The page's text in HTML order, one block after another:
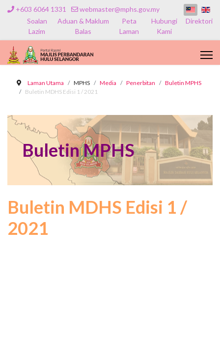
+603 6064 1331
webmaster@mphs.gov.my
Soalan
Lazim
Aduan & Maklum
Balas
Peta
Laman
Hubungi
Kami
Direktori
Laman Utama MPHS Media Penerbitan
Buletin MPHS
Buletin MDHS Edisi 1 / 2021
Buletin MPHS
Buletin MDHS Edisi 1 /
2021